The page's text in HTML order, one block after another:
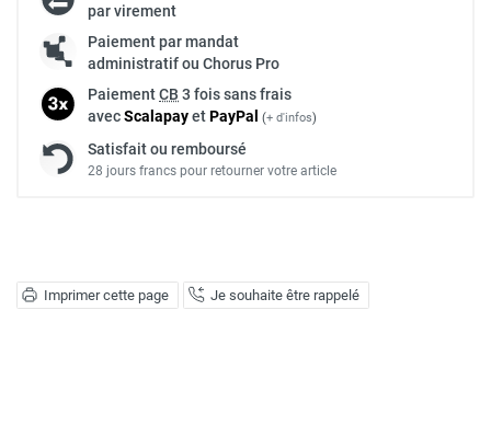
Imprimer cette page Je souhaite être rappelé
par virement
Paiement par mandat
administratif ou Chorus Pro
PaiementCB 3 fois sans frais
avecScalapayetPayPal (+ d'infos)
Satisfait ou remboursé
28 jours francs pour retourner votre article